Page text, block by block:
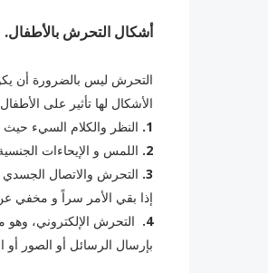
أشكال التحرش بالأطفال.
التحرش ليس بالضرورة أن
الأشكال لها تأثير على
1. النظر والكلام السيء
2. ‏اللمس و الإيحاءات
3. ‏التحرش والاتصال الجسدي
إذا بقي الأمر سراً و مخفي
4.
التحرش الإلكتروني،
بإرسال الرسائل أو الصور أو